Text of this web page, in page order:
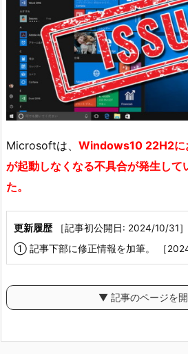
Microsoftは、 Windows10 22H2に
が起動しなくなる不具合が発生して
た。
更新履歴 ［記事初公開日: 2024/10/31］
① 記事下部に修正情報を加筆。 ［
▼ 記事のページを